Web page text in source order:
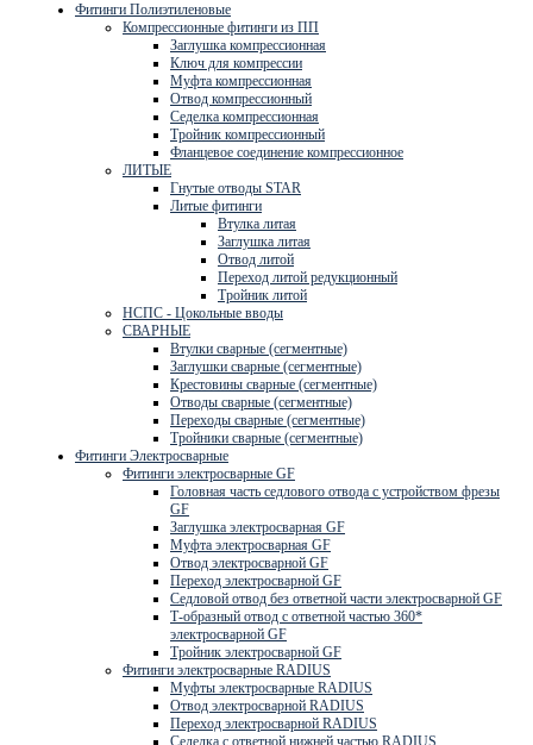
Фитинги Полиэтиленовые
Компрессионные фитинги из ПП
Заглушка компрессионная
Ключ для компрессии
Муфта компрессионная
Отвод компрессионный
Седелка компрессионная
Тройник компрессионный
Фланцевое соединение компрессионное
ЛИТЫЕ
Гнутые отводы STAR
Литые фитинги
Втулка литая
Заглушка литая
Отвод литой
Переход литой редукционный
Тройник литой
НСПС - Цокольные вводы
СВАРНЫЕ
Втулки сварные (сегментные)
Заглушки сварные (сегментные)
Крестовины сварные (сегментные)
Отводы сварные (сегментные)
Переходы сварные (сегментные)
Тройники сварные (сегментные)
Фитинги Электросварные
Фитинги электросварные GF
Головная часть седлового отвода с устройством фрезы
GF
Заглушка электросварная GF
Муфта электросварная GF
Отвод электросварной GF
Переход электросварной GF
Седловой отвод без ответной части электросварной GF
Т-образный отвод с ответной частью 360*
электросварной GF
Тройник электросварной GF
Фитинги электросварные RADIUS
Муфты электросварные RADIUS
Отвод электросварной RADIUS
Переход электросварной RADIUS
Седелка с ответной нижней частью RADIUS